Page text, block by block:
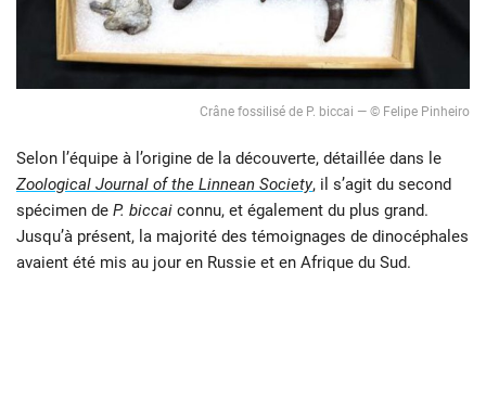
Crâne fossilisé de P. biccai — © Felipe Pinheiro
Selon l’équipe à l’origine de la découverte, détaillée dans le
Zoological Journal of the Linnean Society, il s’agit du second
spécimen de P. biccai connu, et également du plus grand.
Jusqu’à présent, la majorité des témoignages de dinocéphales
avaient été mis au jour en Russie et en Afrique du Sud.